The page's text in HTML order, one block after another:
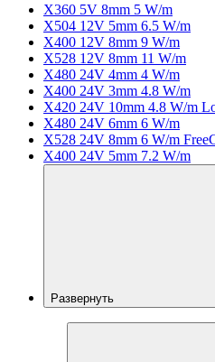
X360 5V 8mm 5 W/m
X504 12V 5mm 6.5 W/m
X400 12V 8mm 9 W/m
X528 12V 8mm 11 W/m
X480 24V 4mm 4 W/m
X400 24V 3mm 4.8 W/m
X420 24V 10mm 4.8 W/m
X480 24V 6mm 6 W/m
X528 24V 8mm 6 W/m
X400 24V 5mm 7.2 W/m
Развернуть